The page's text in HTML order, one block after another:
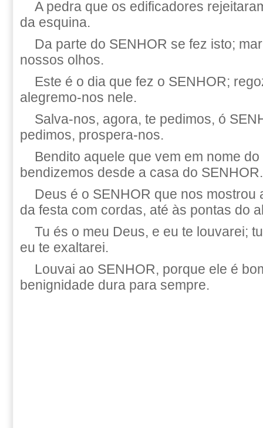
A pedra que os edificadores
da esquina.
Da parte do SENHOR se fez isto;
nossos olhos.
Este é o dia que fez o SENHOR;
alegremo-nos nele.
Salva-nos, agora, te pedimos, ó
pedimos, prospera-nos.
Bendito aquele que vem em nome
bendizemos desde a casa do SENHOR.
Deus é o SENHOR que nos mostrou
da festa com cordas, até às pontas do
Tu és o meu Deus, e eu te louvarei;
eu te exaltarei.
Louvai ao SENHOR, porque ele é
benignidade dura para sempre.